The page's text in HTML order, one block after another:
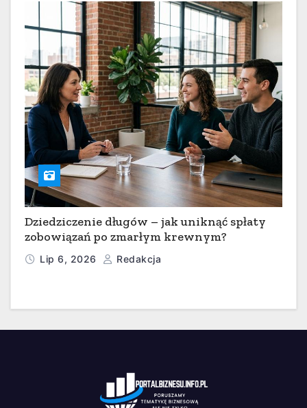
Dziedziczenie długów – jak uniknąć spłaty
zobowiązań po zmarłym krewnym?
Lip 6, 2026 Redakcja